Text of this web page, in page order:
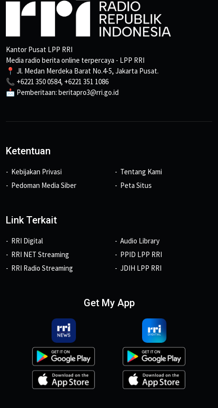
Kantor Pusat LPP RRI
Media radio berita online terpercaya - LPP RRI
📍 Jl. Medan Merdeka Barat No.4-5, Jakarta Pusat.
📞 +6221 350 0584, +6221 351 1086
📩 Pemberitaan: beritapro3@rri.go.id
Ketentuan
Kebijakan Privasi
Pedoman Media Siber
Tentang Kami
Peta Situs
Link Terkait
RRI Digital
RRI NET Streaming
RRI Radio Streaming
Audio Library
PPID LPP RRI
JDIH LPP RRI
Get My App